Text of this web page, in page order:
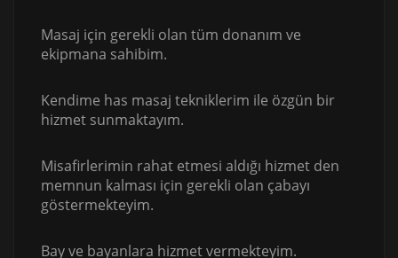
Masaj için gerekli olan tüm donanım ve
ekipmana sahibim.
Kendime has masaj tekniklerim ile özgün bir
hizmet sunmaktayım.
Misafirlerimin rahat etmesi aldığı hizmet den
memnun kalması için gerekli olan çabayı
göstermekteyim.
Bay ve bayanlara hizmet vermekteyim.